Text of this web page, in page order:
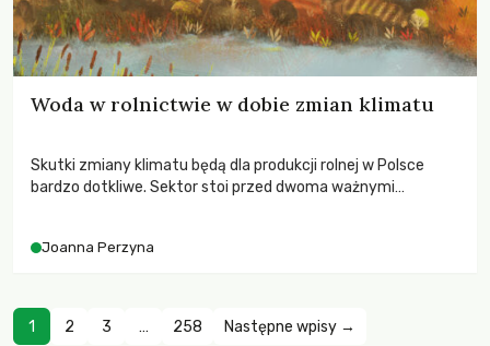
Woda w rolnictwie w dobie zmian klimatu
Skutki zmiany klimatu będą dla produkcji rolnej w Polsce
bardzo dotkliwe. Sektor stoi przed dwoma ważnymi
zachodzących zmian klimatycznych. Wymagać to będzie
Joanna Perzyna
1 2 3 … 258 Następne wpisy →